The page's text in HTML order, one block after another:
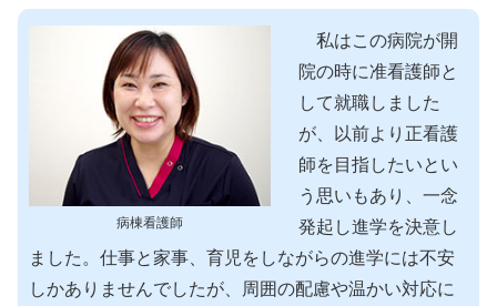
病棟看護師
私はこの病院が開
院の時に准看護師と
して就職しました
が、以前より正看護
師を目指したいとい
う思いもあり、一念
発起し進学を決意し
ました。仕事と家事、育児をしながらの進学には不安
しかありませんでしたが、周囲の配慮や温かい対応に